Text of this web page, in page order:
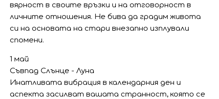
вярност в своите връзки и на отговорност в
личните отношения. Не бива да градим живота
си на основата на стари внезапно изплували
спомени.
1 май
Съвпад Слънце - Луна
Инатливата вибрация в календарния ден и
аспекта засилват вашата странност, която се